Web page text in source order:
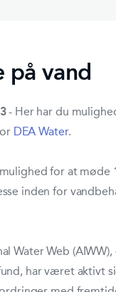
på vand
- Her har du
DEA Water.
for at møde
inden for
Water Web
har været aktivt